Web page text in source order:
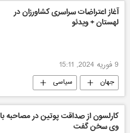
آغاز اعتراضات سراسری کشاورزان در
لهستان + ویدئو
9 فوریه 2024, 15:11
جهان سیاسی
کارلسون از صداقت پوتین در مصاحبه با
وی سخن گفت